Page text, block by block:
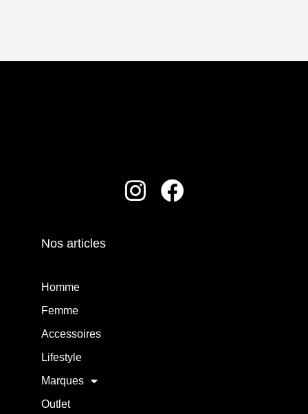
Nos articles
Homme
Femme
Accessoires
Lifestyle
Marques
Outlet